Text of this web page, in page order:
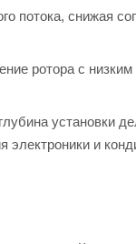
потока, снижая
ротора с
установки
и